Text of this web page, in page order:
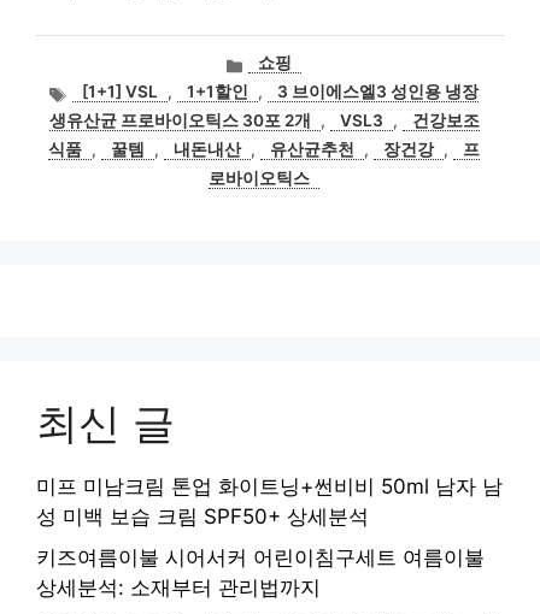
카
고
리
쇼핑
태
그
[1+1] VSL , 1+1할인 ,
3 브이에스엘3 성인용 냉장
생유산균 프로바이오틱스 30포 2개
, VSL3 ,
건강보조
식품 , 꿀템 , 내돈내산 , 유산균추천 , 장건강 ,
프
로바이오틱스
최신 글
미프 미남크림 톤업 화이트닝+썬비비 50ml 남자 남
성 미백 보습 크림 SPF50+ 상세분석
키즈여름이불 시어서커 어린이침구세트 여름이불
상세분석: 소재부터 관리법까지